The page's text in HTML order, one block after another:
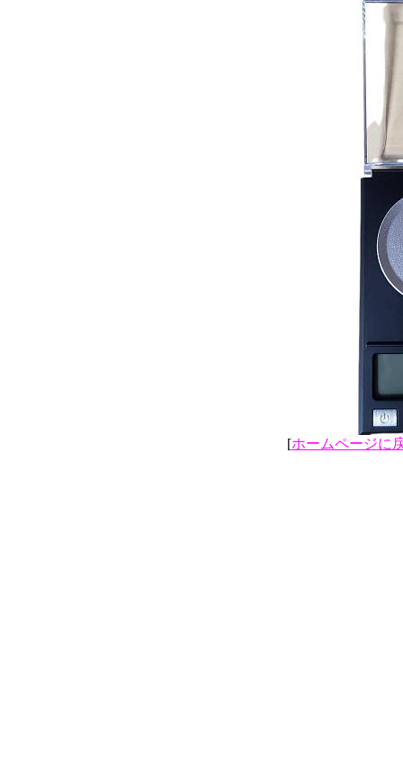
[ホームページに